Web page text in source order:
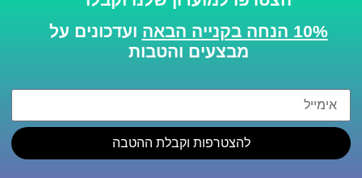
10% הנחה בקנייה הבאה
ועדכונים על
מבצעים והטבות
להצטרפות וקבלת ההטבה